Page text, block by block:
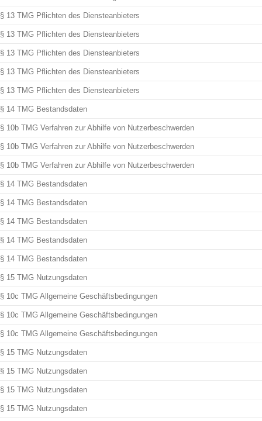
§ 13 TMG Pflichten des Diensteanbieters
§ 13 TMG Pflichten des Diensteanbieters
§ 13 TMG Pflichten des Diensteanbieters
§ 13 TMG Pflichten des Diensteanbieters
§ 13 TMG Pflichten des Diensteanbieters
§ 14 TMG Bestandsdaten
§ 10b TMG Verfahren zur Abhilfe von Nutzerbeschwerden
§ 10b TMG Verfahren zur Abhilfe von Nutzerbeschwerden
§ 10b TMG Verfahren zur Abhilfe von Nutzerbeschwerden
§ 14 TMG Bestandsdaten
§ 14 TMG Bestandsdaten
§ 14 TMG Bestandsdaten
§ 14 TMG Bestandsdaten
§ 14 TMG Bestandsdaten
§ 15 TMG Nutzungsdaten
§ 10c TMG Allgemeine Geschäftsbedingungen
§ 10c TMG Allgemeine Geschäftsbedingungen
§ 10c TMG Allgemeine Geschäftsbedingungen
§ 15 TMG Nutzungsdaten
§ 15 TMG Nutzungsdaten
§ 15 TMG Nutzungsdaten
§ 15 TMG Nutzungsdaten